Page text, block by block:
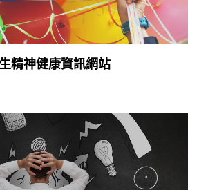
精神健康資訊網站